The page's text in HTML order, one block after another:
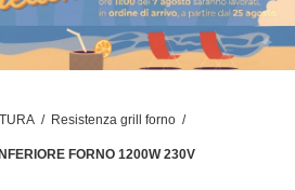
/ Resistenza grill forno /
FORNO 1200W 230V